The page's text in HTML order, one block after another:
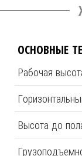
ОСНОВНЫЕ
Рабочая
Высота до